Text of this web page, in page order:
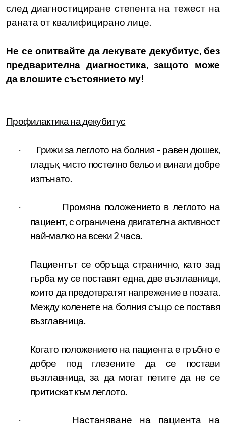
след диагностициране степента на тежест на
раната от квалифицирано лице.
Не се опитвайте да лекувате декубитус, без
предварителна диагностика, защото може
да влошите състоянието му!
Профилактика на декубитус
·
Грижи за леглото на болния – равен дюшек,
гладък, чисто постелно бельо и винаги добре
изпънато.
·
Промяна положението в леглото на
пациент, с ограничена двигателна активност
най-малко на всеки 2 часа.
Пациентът се обръща странично, като зад
гърба му се поставят една, две възглавници,
които да предотвратят напрежение в позата.
Между коленете на болния също се поставя
възглавница.
Когато положението на пациента е гръбно е
добре под глезените да се постави
възглавница, за да могат петите да не се
притискат към леглото.
·
Настаняване на пациента на